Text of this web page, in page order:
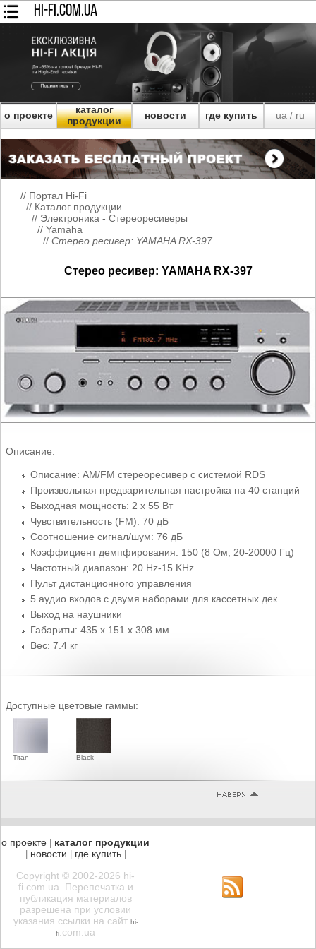
HI-FI.COM.UA
о проекте
каталог
продукции
новости где купить ua/ ru
// Портал Hi-Fi
// Каталог продукции
// Электроника - Стереоресиверы
// Yamaha
// Стерео ресивер: YAMAHA RX-397
Стерео ресивер: YAMAHA RX-397
Описание:
Описание: AM/FM стереоресивер с системой RDS
Произвольная предварительная настройка на 40 станций
Выходная мощность: 2 х 55 Вт
Чувствительность (FM): 70 дБ
Соотношение сигнал/шум: 76 дБ
Коэффициент демпфирования: 150 (8 Ом, 20-20000 Гц)
Частотный диапазон: 20 Hz-15 KHz
Пульт дистанционного управления
5 аудио входов с двумя наборами для кассетных дек
Выход на наушники
Габариты: 435 х 151 х 308 мм
Вес: 7.4 кг
Доступные цветовые гаммы:
Titan Black
о проекте каталог продукции
новости где купить|
Copyright © 2002-2026 hi-
fi.com.ua. Перепечатка и
публикация материалов
разрешена при условии
указания ссылки на сайт hi-
fi .com.ua